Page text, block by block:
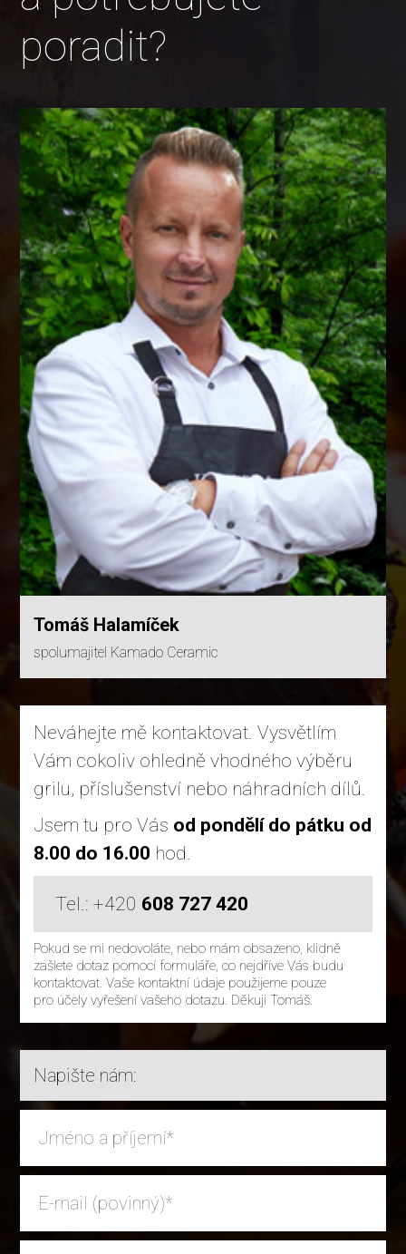
poradit?
Tomáš Halamíček
spolumajitel Kamado Ceramic
Neváhejte mě kontaktovat. Vysvětlím
Vám cokoliv ohledně vhodného výběru
grilu, příslušenství nebo náhradních dílů.
Jsem tu pro Vás od pondělí do pátku od
8.00 do 16.00 hod.
Tel.: +420 608 727 420
Pokud se mi nedovoláte, nebo mám obsazeno, klidně
zašlete dotaz pomocí formuláře, co nejdříve Vás budu
kontaktovat. Vaše kontaktní údaje použijeme pouze
pro účely vyřešení vašeho dotazu. Děkuji Tomáš.
Napište nám: